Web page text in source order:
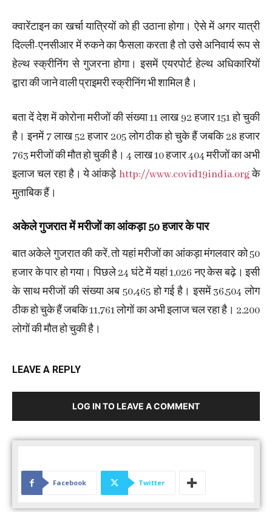
क्वारेंटाइन का खर्चा यात्रियों को ही उठाना होगा। ऐसे में अगर यात्री
दिल्ली-एनसीआर में रुकने का फैसला करता है तो उसे अनिवार्य रूप से
हेल्थ स्क्रीनिंग से गुजरना होगा। इसमें एयरपोर्ट हेल्थ अधिकारियों
द्वारा की जाने वाली प्राइमरी स्क्रीनिंग भी शामिल है।
बता दें देश में कोरोना मरीजों की संख्या 11 लाख 92 हजार 151 हो चुकी
है। इनमें 7 लाख 52 हजार 205 लोग ठीक हो चुके हैं जबकि 28 हजार
763 मरीजों की मौत हो चुकी है। 4 लाख 10 हजार 404 मरीजों का अभी
इलाज चल रहा है। ये आंकड़ेhttp://www.covid19india.orgके
मुताबिक हैं।
अकेले गुजरात में मरीजों का आंकड़ा 50 हजार के पार
बात अकेले गुजरात की करें, तो यहां मरीजों का आंकड़ा मंगलवार को 50
हजार के पार हो गया। पिछले 24 घंटे में यहां 1,026 नए केस बढ़े। इसी
के साथ मरीजों की संख्या अब 50,465 हो गई है। इसमें 36,504 लोग
ठीक हो चुके हैं जबकि 11,761 लोगों का अभी इलाज चल रहा है। 2,200
लोगों की मौत हो चुकी है।
LEAVE A REPLY
LOG IN TO LEAVE A COMMENT
Facebook Twitter